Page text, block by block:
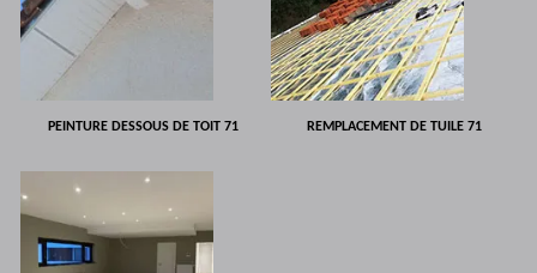
PEINTURE DESSOUS DE TOIT 71 REMPLACEMENT DE TUILE 71